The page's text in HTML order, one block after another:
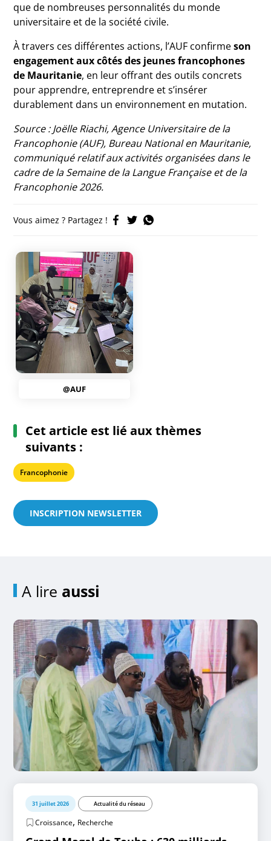
que de nombreuses personnalités du monde
universitaire et de la société civile.
À travers ces différentes actions, l’AUF confirmeson
engagement aux côtés des jeunes francophones
de Mauritanie, en leur offrant des outils concrets
pour apprendre, entreprendre et s’insérer
durablement dans un environnement en mutation.
Source : Joëlle Riachi, Agence Universitaire de la
Francophonie (AUF), Bureau National en Mauritanie,
communiqué relatif aux activités organisées dans le
cadre de la Semaine de la Langue Française et de la
Francophonie 2026.
Vous aimez ? Partagez !
@AUF
Cet article est lié aux thèmes
suivants :
Francophonie
INSCRIPTION NEWSLETTER
A lire aussi
31 juillet 2026 Actualité du réseau
Croissance, Recherche